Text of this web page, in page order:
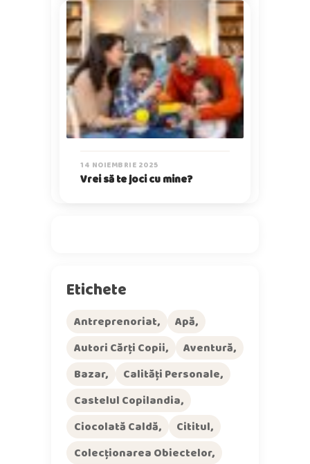
14 NOIEMBRIE 2025
Vrei să te joci cu mine?
Etichete
Antreprenoriat
Apă
Autori Cărți Copii
Aventură
Bazar
Calități Personale
Castelul Copilandia
Ciocolată Caldă
Cititul
Colecționarea Obiectelor